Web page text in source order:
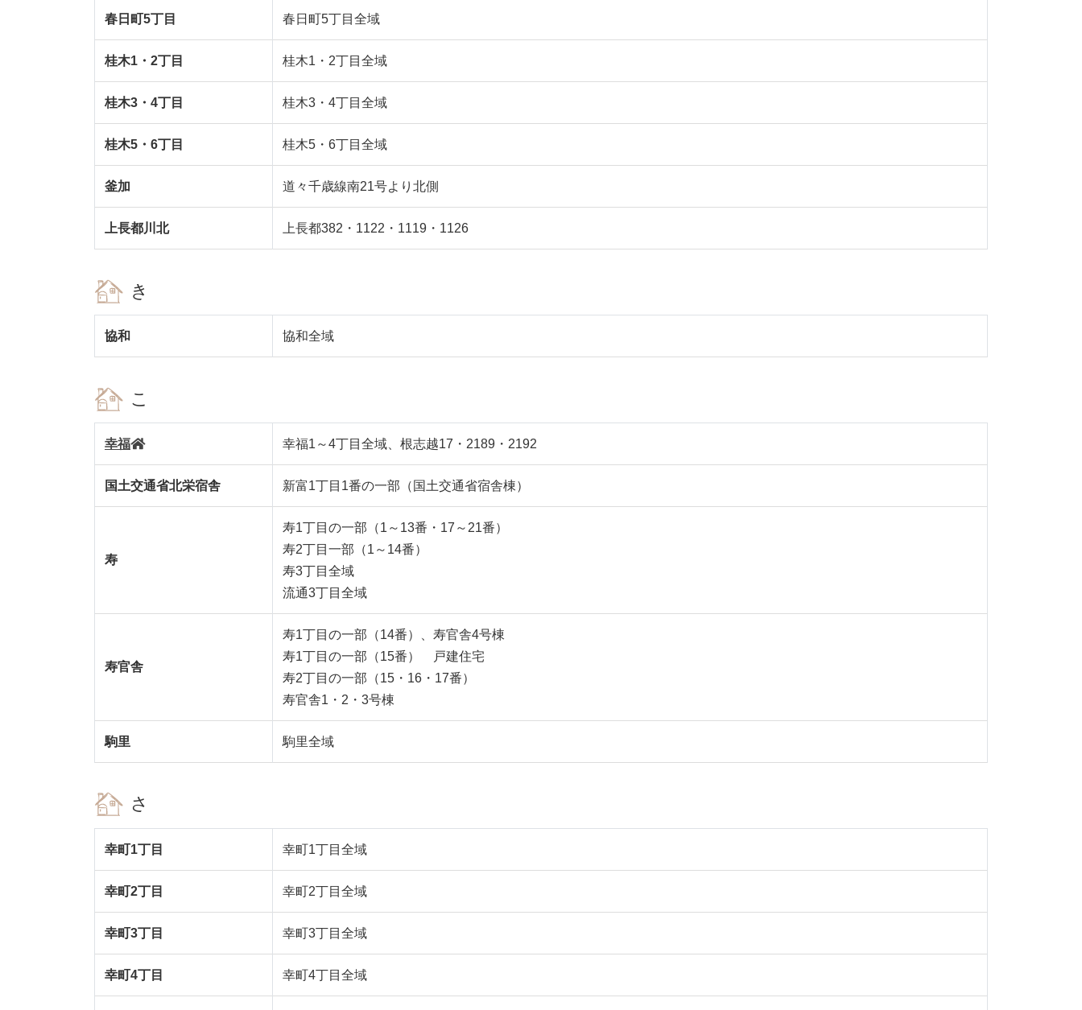
春日町5丁目 春日町5丁目全域
桂木1・2丁目 桂木1・2丁目全域
桂木3・4丁目 桂木3・4丁目全域
桂木5・6丁目 桂木5・6丁目全域
釜加 道々千歳線南21号より北側
上長都川北 上長都382・1122・1119・1126
き
協和 協和全域
こ
幸福 幸福1～4丁目全域、根志越17・2189・2192
国土交通省北栄宿舎 新富1丁目1番の一部（国土交通省宿舎棟）
寿
寿1丁目の一部（1～13番・17～21番）
寿2丁目一部（1～14番）
寿3丁目全域
流通3丁目全域
寿官舎
寿1丁目の一部（14番）、寿官舎4号棟
寿1丁目の一部（15番） 戸建住宅
寿2丁目の一部（15・16・17番）
寿官舎1・2・3号棟
駒里 駒里全域
さ
幸町1丁目 幸町1丁目全域
幸町2丁目 幸町2丁目全域
幸町3丁目 幸町3丁目全域
幸町4丁目 幸町4丁目全域